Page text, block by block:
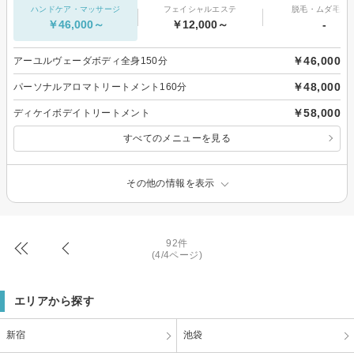
ハンドケア・マッサージ
￥46,000～
フェイシャルエステ
￥12,000～
脱毛・ムダ毛処
-
アーユルヴェーダボディ全身150分 ￥46,000
パーソナルアロマトリートメント160分 ￥48,000
ディケイボデイトリートメント ￥58,000
すべてのメニューを見る
その他の情報を表示
92件
(4/4ページ)
エリアから探す
新宿 池袋